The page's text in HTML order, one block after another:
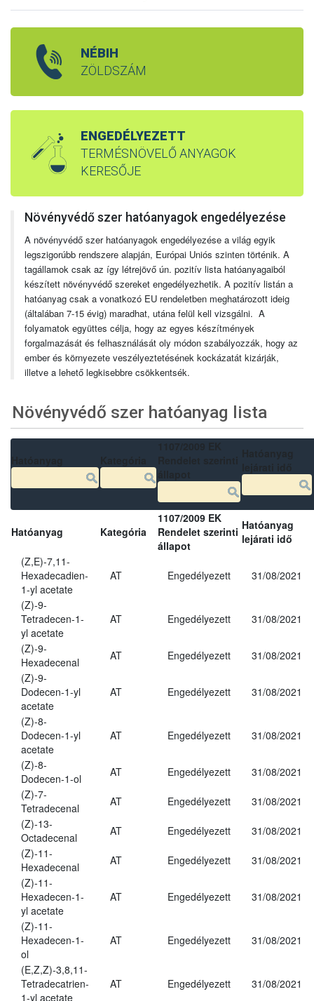
NÉBIH
ZÖLDSZÁM
ENGEDÉLYEZETT
TERMÉSNÖVELŐ ANYAGOK
KERESŐJE
Növényvédő szer hatóanyagok engedélyezése
A növényvédő szer hatóanyagok engedélyezése a világ egyik
legszigorúbb rendszere alapján, Európai Uniós szinten történik. A
tagállamok csak az így létrejövő ún. pozitív lista hatóanyagaiból
készített növényvédő szereket engedélyezhetik. A pozitív listán a
hatóanyag csak a vonatkozó EU rendeletben meghatározott ideig
(általában 7-15 évig) maradhat, utána felül kell vizsgálni. A
folyamatok együttes célja, hogy az egyes készítmények
forgalmazását és felhasználását oly módon szabályozzák, hogy az
ember és környezete veszélyeztetésének kockázatát kizárják,
illetve a lehető legkisebbre csökkentsék.
Növényvédő szer hatóanyag lista
Hatóanyag Kategória
1107/2009 EK
Rendelet szerinti
állapot
Hatóanyag
lejárati idő
(Z,E)-7,11-
Hexadecadien-
1-yl acetate
AT Engedélyezett 31/08/2021
(Z)-9-
Tetradecen-1-
yl acetate
AT Engedélyezett 31/08/2021
(Z)-9-
Hexadecenal
AT Engedélyezett
31/08/2021
(Z)-9-
Dodecen-1-yl
acetate
AT Engedélyezett 31/08/2021
(Z)-8-
Dodecen-1-yl
acetate
AT Engedélyezett 31/08/2021
(Z)-8-
Dodecen-1-ol
AT Engedélyezett
31/08/2021
(Z)-7-
Tetradecenal
AT Engedélyezett
31/08/2021
(Z)-13-
Octadecenal
AT Engedélyezett
31/08/2021
(Z)-11-
Hexadecenal
AT Engedélyezett
31/08/2021
(Z)-11-
Hexadecen-1-
yl acetate
AT Engedélyezett 31/08/2021
(Z)-11-
Hexadecen-1-
ol
AT Engedélyezett 31/08/2021
(E,Z,Z)-3,8,11-
Tetradecatrien-
1-yl acetate
AT Engedélyezett 31/08/2021